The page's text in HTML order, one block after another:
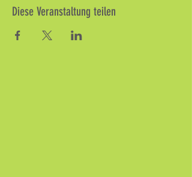
Diese Veranstaltung teilen